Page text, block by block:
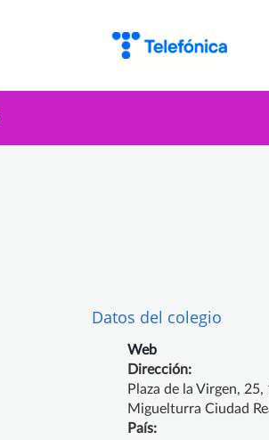
Datos del colegio
Web
Dirección:
Plaza de la Virgen, 25,
Miguelturra Ciudad
País: